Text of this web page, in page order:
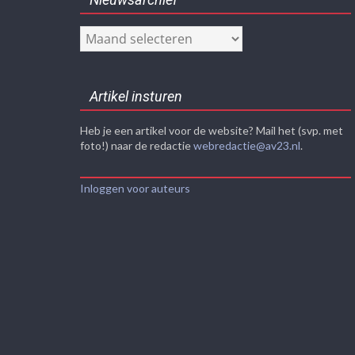
Nieuwsarchief
Artikel insturen
Heb je een artikel voor de website? Mail het (svp. met
foto!) naar de redactiewebredactie@av23.nl.
Inloggen voor auteurs